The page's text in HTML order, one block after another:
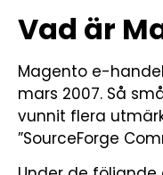
Vad är
Magento e-
mars 2007. Så
vunnit flera
”SourceForge